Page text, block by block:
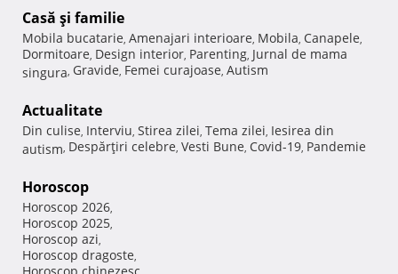
Casă şi familie
Mobila bucatarie, Amenajari interioare, Mobila, Canapele,
Dormitoare, Design interior, Parenting, Jurnal de mama
singura, Gravide, Femei curajoase, Autism
Actualitate
Din culise, Interviu, Stirea zilei, Tema zilei, Iesirea din
autism, Despărţiri celebre, Vesti Bune, Covid-19, Pandemie
Horoscop
Horoscop 2026,
Horoscop 2025,
Horoscop azi,
Horoscop dragoste,